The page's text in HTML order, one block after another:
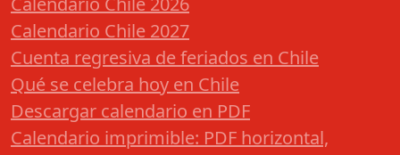
Calendario Chile 2027
Cuenta regresiva de feriados en Chile
Qué se celebra hoy en Chile
Descargar calendario en PDF
Calendario imprimible: PDF horizontal,